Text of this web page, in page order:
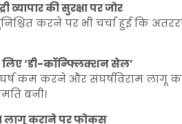
व्यापार की सुरक्षा पर जोर
करने पर भी चर्चा हुई कि
‘डी-कॉन्फ्लिक्शन सेल’
कम करने और संघर्षविराम लागू
बनी।
लागू कराने पर फोकस